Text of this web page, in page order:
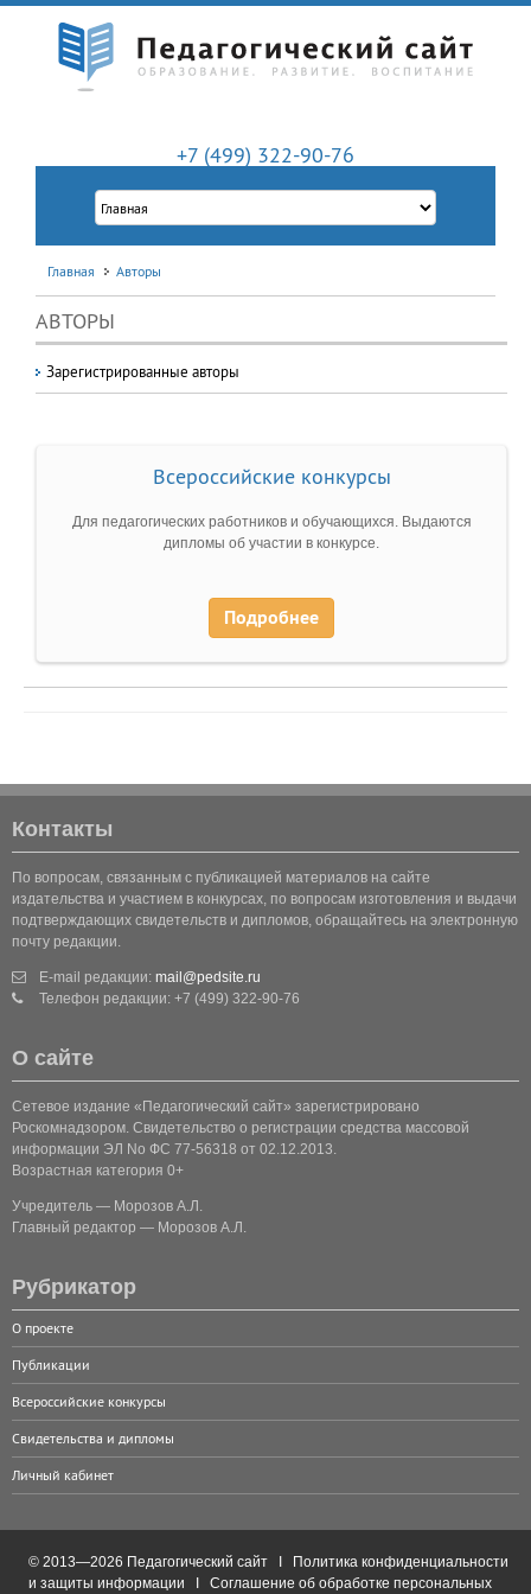
+7 (499) 322-90-76
Главная Авторы
АВТОРЫ
Зарегистрированные авторы
Всероссийские конкурсы
Для педагогических работников и обучающихся. Выдаются
дипломы об участии в конкурсе.
Подробнее
Контакты
По вопросам, связанным с публикацией материалов на сайте
издательства и участием в конкурсах, по вопросам изготовления и выдачи
подтверждающих свидетельств и дипломов, обращайтесь на электронную
почту редакции.
E-mail редакции: mail@pedsite.ru
Телефон редакции: +7 (499) 322-90-76
О сайте
Сетевое издание «Педагогический сайт» зарегистрировано
Роскомнадзором. Свидетельство о регистрации средства массовой
информации ЭЛ No ФС 77-56318 от 02.12.2013.
Возрастная категория 0+
Учредитель — Морозов А.Л.
Главный редактор — Морозов А.Л.
Рубрикатор
О проекте
Публикации
Всероссийские конкурсы
Свидетельства и дипломы
Личный кабинет
© 2013—2026 Педагогический сайт I
Политика конфиденциальности
и защиты информации
Соглашение об обработке персональных